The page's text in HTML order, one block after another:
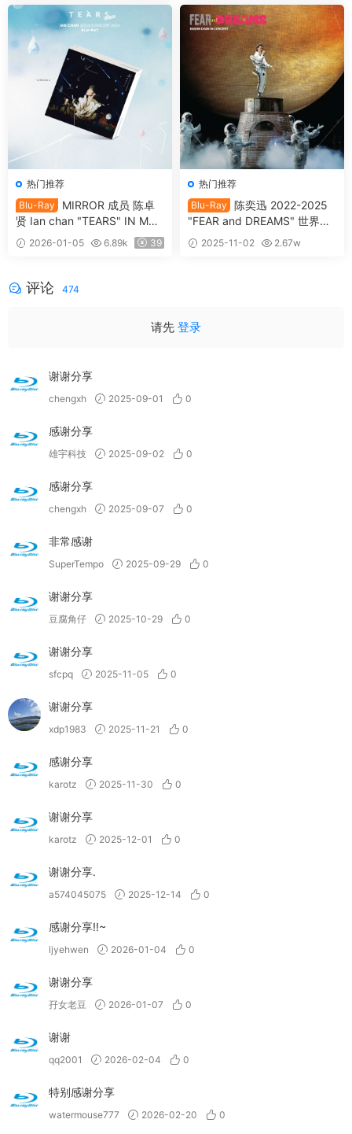
2BD 61.4GB]
首发] [BDISO 2BD 67.4GB]
热门推荐
Blu-Ray
MIRROR 成员 陈卓
贤 Ian chan "TEARS" IN MY
SIGHT SOLO CONCERT 202
4 Blu-ray 1080p AVC DTS-H
盘] [BDISO 2BD 46.4GB]
2026-01-05 6.89k 39
热门推荐
Blu-Ray
陈奕迅 2022-2025
"FEAR and DREAMS" 世界巡
迴演唱会 Eason Chan Fear an
d Dreams Live 2025 [BDISO
2025-11-02
2.67w
评论 474
请先 登录
谢谢分享
chengxh 2025-09-01 0
感谢分享
雄宇科技 2025-09-02 0
感谢分享
chengxh 2025-09-07 0
非常感谢
SuperTempo 2025-09-29 0
谢谢分享
豆腐角仔 2025-10-29 0
谢谢分享
sfcpq 2025-11-05 0
谢谢分享
xdp1983 2025-11-21 0
感谢分享
karotz 2025-11-30 0
谢谢分享
karotz 2025-12-01 0
谢谢分享.
a574045075 2025-12-14 0
感谢分享!!~
ljyehwen 2026-01-04 0
谢谢分享
孖女老豆 2026-01-07 0
谢谢
qq2001 2026-02-04 0
特别感谢分享
watermouse777 2026-02-20 0